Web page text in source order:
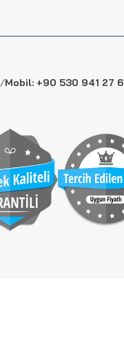
/Mobil: +90 530 941 27